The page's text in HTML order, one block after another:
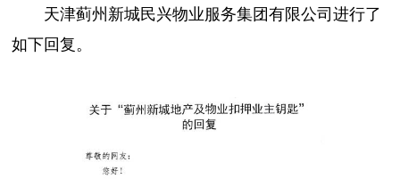
天津蓟州新城民兴物业服务集团有限公司进行了
如下回复。